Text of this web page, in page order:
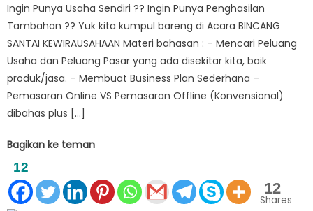
Ingin Punya Usaha Sendiri ?? Ingin Punya Penghasilan
Tambahan ?? Yuk kita kumpul bareng di Acara BINCANG
SANTAI KEWIRAUSAHAAN Materi bahasan : – Mencari Peluang
Usaha dan Peluang Pasar yang ada disekitar kita, baik
produk/jasa. – Membuat Business Plan Sederhana –
Pemasaran Online VS Pemasaran Offline (Konvensional)
dibahas plus […]
Bagikan ke teman
12
12
Shares